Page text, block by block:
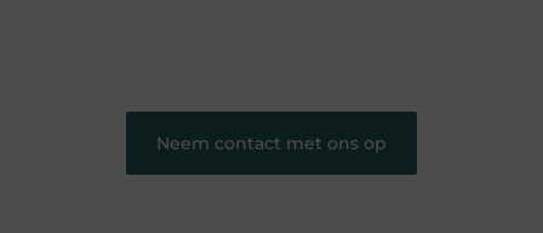
Neem contact met ons op